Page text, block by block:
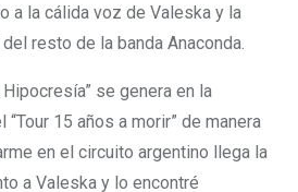
a la cálida voz de Valeska y la
resto de la banda Anaconda.
se genera en la
15 años a morir” de manera
en el circuito argentino llega la
a Valeska y lo encontré